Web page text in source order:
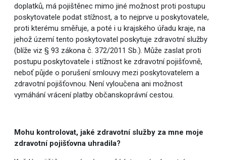
doplatků, má pojištěnec mimo jiné možnost proti postupu
poskytovatele podat stížnost, a to nejprve u poskytovatele,
proti kterému směřuje, a poté i u krajského úřadu kraje, na
jehož území tento poskytovatel poskytuje zdravotní služby
(blíže viz § 93 zákona č. 372/2011 Sb.). Může zaslat proti
postupu poskytovatele i stížnost ke zdravotní pojišťovně,
neboť půjde o porušení smlouvy mezi poskytovatelem a
zdravotní pojišťovnou. Není vyloučena ani možnost
vymáhání vrácení platby občanskoprávní cestou.
Mohu kontrolovat, jaké zdravotní služby za mne moje
zdravotní pojišťovna uhradila?